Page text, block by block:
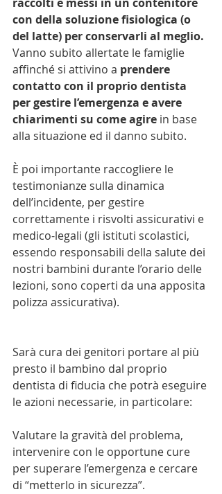
con della soluzione fisiologica (o
del latte) per conservarli al meglio.
Vanno subito allertate le famiglie
affinché si attivino a prendere
contatto con il proprio dentista
per gestire l’emergenza e avere
chiarimenti su come agire in base
alla situazione ed il danno subito.
È poi importante raccogliere le
testimonianze sulla dinamica
dell’incidente, per gestire
correttamente i risvolti assicurativi e
medico-legali (gli istituti scolastici,
essendo responsabili della salute dei
nostri bambini durante l’orario delle
lezioni, sono coperti da una apposita
polizza assicurativa).
Sarà cura dei genitori portare al più
presto il bambino dal proprio
dentista di fiducia che potrà eseguire
le azioni necessarie, in particolare:
Valutare la gravità del problema,
intervenire con le opportune cure
per superare l’emergenza e cercare
di “metterlo in sicurezza”.